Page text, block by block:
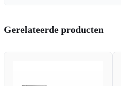
Gerelateerde producten